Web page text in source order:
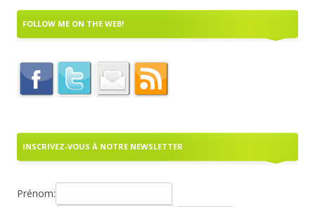
FOLLOW ME ON THE WEB!
INSCRIVEZ-VOUS À NOTRE NEWSLETTER
Prénom: